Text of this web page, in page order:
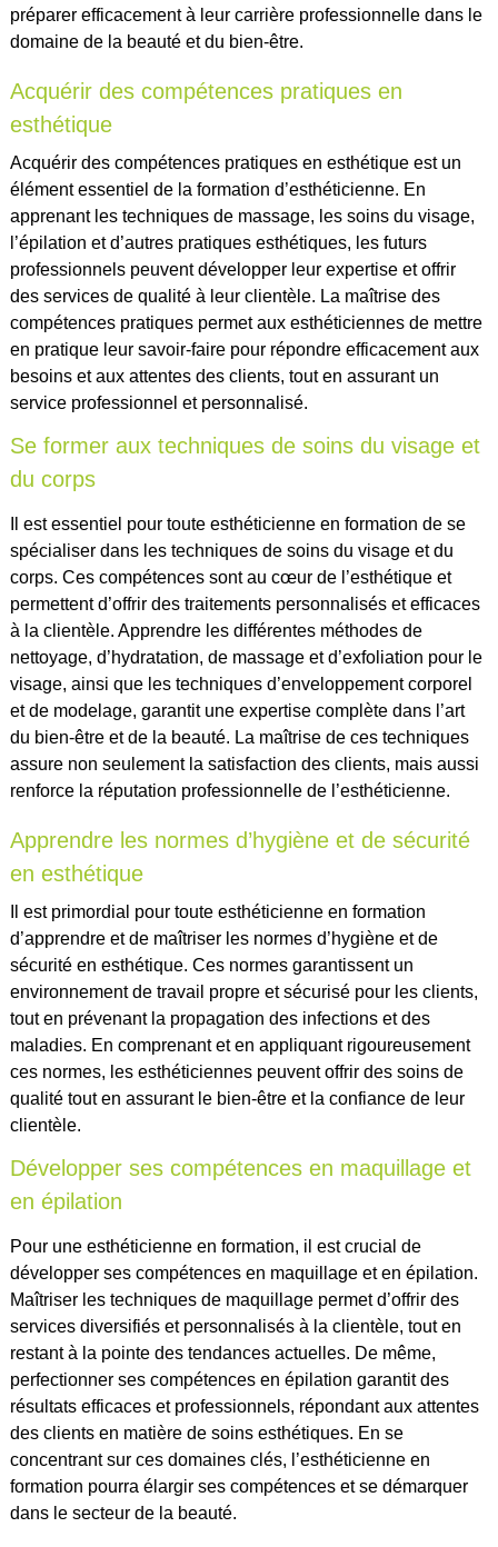
préparer efficacement à leur carrière professionnelle dans le
domaine de la beauté et du bien-être.
Acquérir des compétences pratiques en
esthétique
Acquérir des compétences pratiques en esthétique est un
élément essentiel de la formation d’esthéticienne. En
apprenant les techniques de massage, les soins du visage,
l’épilation et d’autres pratiques esthétiques, les futurs
professionnels peuvent développer leur expertise et offrir
des services de qualité à leur clientèle. La maîtrise des
compétences pratiques permet aux esthéticiennes de mettre
en pratique leur savoir-faire pour répondre efficacement aux
besoins et aux attentes des clients, tout en assurant un
service professionnel et personnalisé.
Se former aux techniques de soins du visage et
du corps
Il est essentiel pour toute esthéticienne en formation de se
spécialiser dans les techniques de soins du visage et du
corps. Ces compétences sont au cœur de l’esthétique et
permettent d’offrir des traitements personnalisés et efficaces
à la clientèle. Apprendre les différentes méthodes de
nettoyage, d’hydratation, de massage et d’exfoliation pour le
visage, ainsi que les techniques d’enveloppement corporel
et de modelage, garantit une expertise complète dans l’art
du bien-être et de la beauté. La maîtrise de ces techniques
assure non seulement la satisfaction des clients, mais aussi
renforce la réputation professionnelle de l’esthéticienne.
Apprendre les normes d’hygiène et de sécurité
en esthétique
Il est primordial pour toute esthéticienne en formation
d’apprendre et de maîtriser les normes d’hygiène et de
sécurité en esthétique. Ces normes garantissent un
environnement de travail propre et sécurisé pour les clients,
tout en prévenant la propagation des infections et des
maladies. En comprenant et en appliquant rigoureusement
ces normes, les esthéticiennes peuvent offrir des soins de
qualité tout en assurant le bien-être et la confiance de leur
clientèle.
Développer ses compétences en maquillage et
en épilation
Pour une esthéticienne en formation, il est crucial de
développer ses compétences en maquillage et en épilation.
Maîtriser les techniques de maquillage permet d’offrir des
services diversifiés et personnalisés à la clientèle, tout en
restant à la pointe des tendances actuelles. De même,
perfectionner ses compétences en épilation garantit des
résultats efficaces et professionnels, répondant aux attentes
des clients en matière de soins esthétiques. En se
concentrant sur ces domaines clés, l’esthéticienne en
formation pourra élargir ses compétences et se démarquer
dans le secteur de la beauté.